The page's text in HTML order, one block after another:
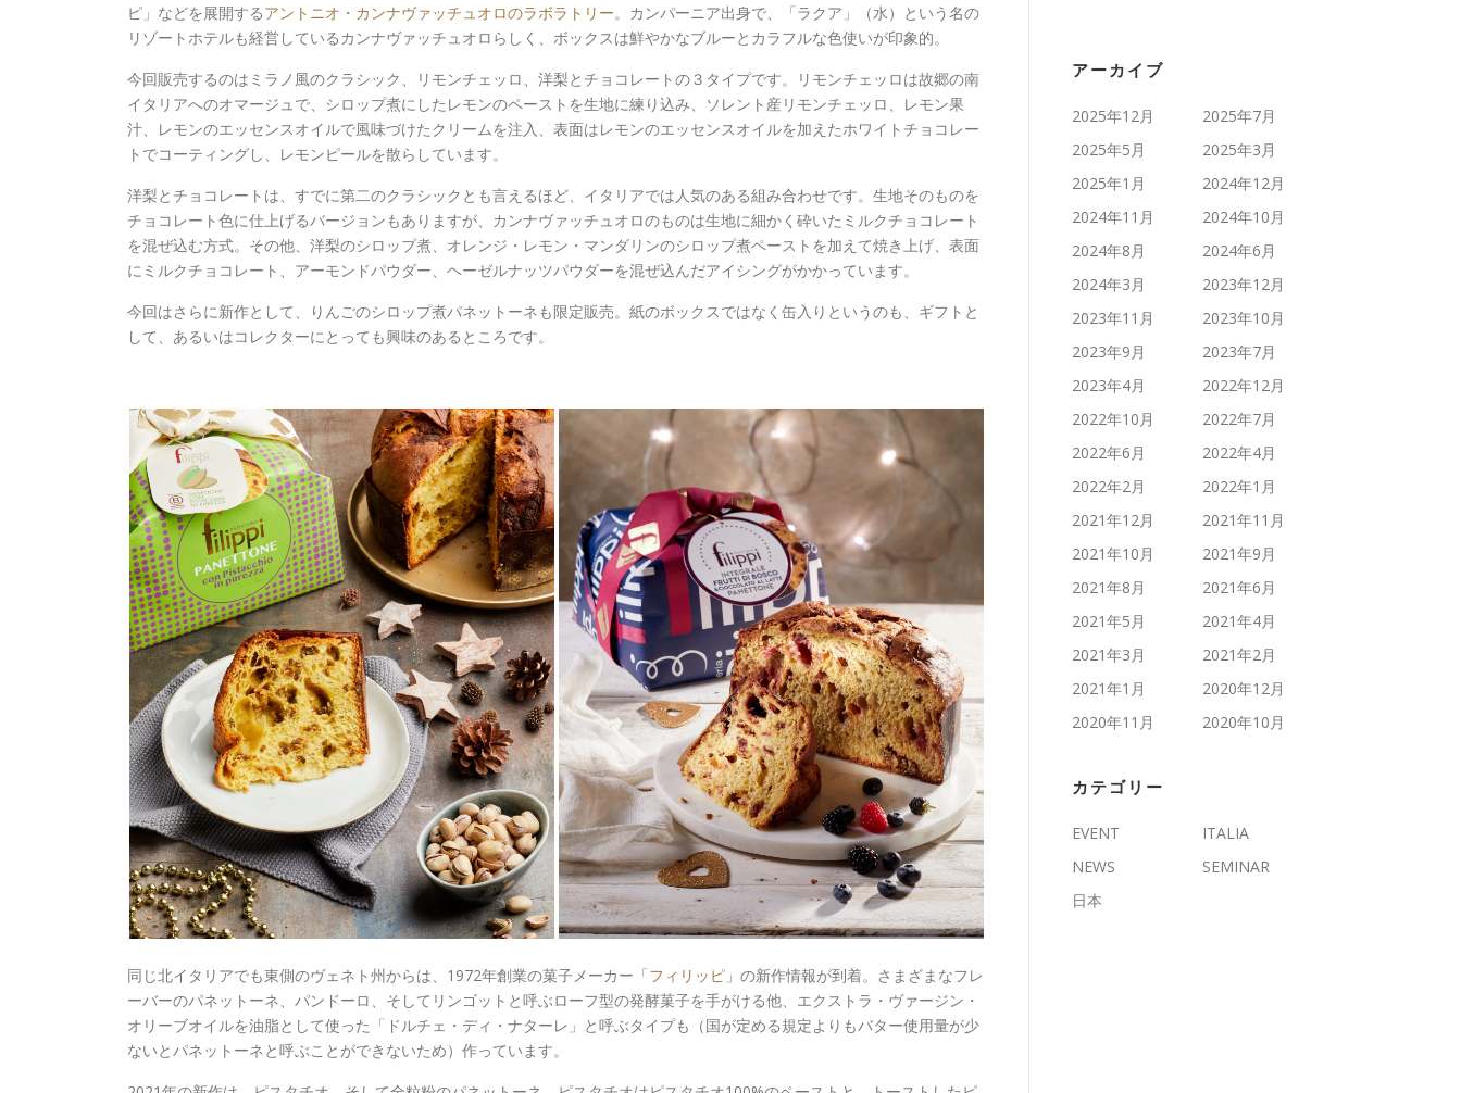
ピ」などを展開するアントニオ・カンナヴァッチュオロのラボラトリー。カンパーニア出身で、「ラクア」（水）という名の
リゾートホテルも経営しているカンナヴァッチュオロらしく、ボックスは鮮やかなブルーとカラフルな色使いが印象的。
今回販売するのはミラノ風のクラシック、リモンチェッロ、洋梨とチョコレートの３タイプです。リモンチェッロは故郷の南
イタリアへのオマージュで、シロップ煮にしたレモンのペーストを生地に練り込み、ソレント産リモンチェッロ、レモン果
汁、レモンのエッセンスオイルで風味づけたクリームを注入、表面はレモンのエッセンスオイルを加えたホワイトチョコレー
トでコーティングし、レモンピールを散らしています。
洋梨とチョコレートは、すでに第二のクラシックとも言えるほど、イタリアでは人気のある組み合わせです。生地そのものを
チョコレート色に仕上げるバージョンもありますが、カンナヴァッチュオロのものは生地に細かく砕いたミルクチョコレート
を混ぜ込む方式。その他、洋梨のシロップ煮、オレンジ・レモン・マンダリンのシロップ煮ペーストを加えて焼き上げ、表面
にミルクチョコレート、アーモンドパウダー、ヘーゼルナッツパウダーを混ぜ込んだアイシングがかかっています。
今回はさらに新作として、りんごのシロップ煮パネットーネも限定販売。紙のボックスではなく缶入りというのも、ギフトと
して、あるいはコレクターにとっても興味のあるところです。
同じ北イタリアでも東側のヴェネト州からは、1972年創業の菓子メーカー「フィリッピ 」の新作情報が到着。さまざまなフレ
ーバーのパネットーネ、パンドーロ、そしてリンゴットと呼ぶローフ型の発酵菓子を手がける他、エクストラ・ヴァージン・
オリーブオイルを油脂として使った「ドルチェ・ディ・ナターレ」と呼ぶタイプも（国が定める規定よりもバター使用量が少
ないとパネットーネと呼ぶことができないため）作っています。
アーカイブ
2025年12月
2025年7月
2025年5月
2025年3月
2025年1月
2024年12月
2024年11月
2024年10月
2024年8月
2024年6月
2024年3月
2023年12月
2023年11月
2023年10月
2023年9月
2023年7月
2023年4月
2022年12月
2022年10月
2022年7月
2022年6月
2022年4月
2022年2月
2022年1月
2021年12月
2021年11月
2021年10月
2021年9月
2021年8月
2021年6月
2021年5月
2021年4月
2021年3月
2021年2月
2021年1月
2020年12月
2020年11月
2020年10月
カテゴリー
EVENT
ITALIA
NEWS
SEMINAR
日本